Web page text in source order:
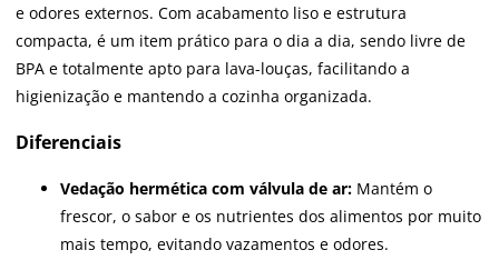
e odores externos. Com acabamento liso e estrutura
compacta, é um item prático para o dia a dia, sendo livre de
BPA e totalmente apto para lava-louças, facilitando a
higienização e mantendo a cozinha organizada.
Diferenciais
Vedação hermética com válvula de ar: Mantém o
frescor, o sabor e os nutrientes dos alimentos por muito
mais tempo, evitando vazamentos e odores.